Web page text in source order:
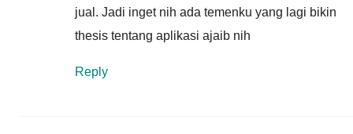
jual. Jadi inget nih ada temenku yang lagi bikin
thesis tentang aplikasi ajaib nih
Reply